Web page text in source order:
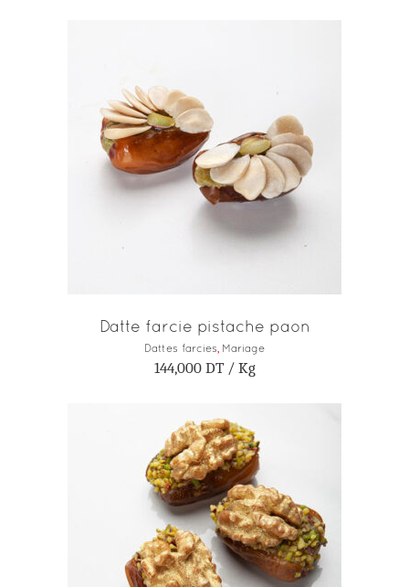
AJOUTER AU PANIER
Datte farcie pistache paon
Dattes farcies, Mariage
144,000DT / Kg
AJOUTER AU PANIER